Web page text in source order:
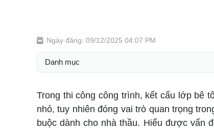
Ngày đăng: 09/12/2025 04:07 PM
Danh mục
Trong thi công công trình, kết cấu lớp bê
nhỏ, tuy nhiên đóng vai trò quan trọng
buộc dành cho nhà thầu. Hiểu được vấn